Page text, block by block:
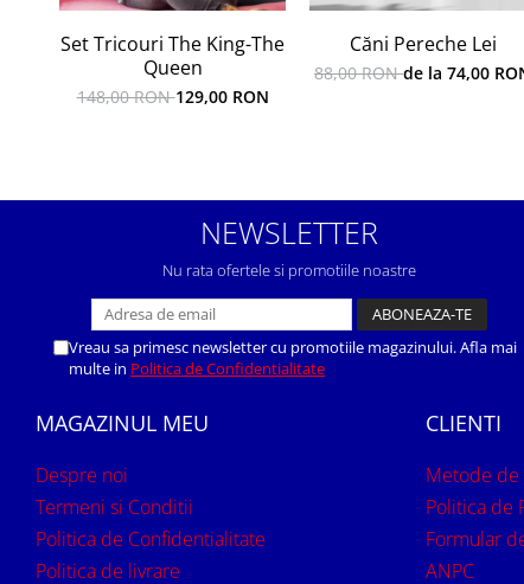
Set Tricouri The King-The
Queen
148,00 RON129,00 RON
Căni Pereche Lei
88,00 RONde la 74,00
NEWSLETTER
Nu rata ofertele si promotiile noastre
Vreau sa primesc newsletter cu promotiile magazinului. Afla mai
multe in Politica de Confidentialitate
MAGAZINUL MEU
Despre noi
Termeni si Conditii
Politica de Confidentialitate
Politica de livrare
CLIENTI
Metode de
Politica de
Formular
ANPC